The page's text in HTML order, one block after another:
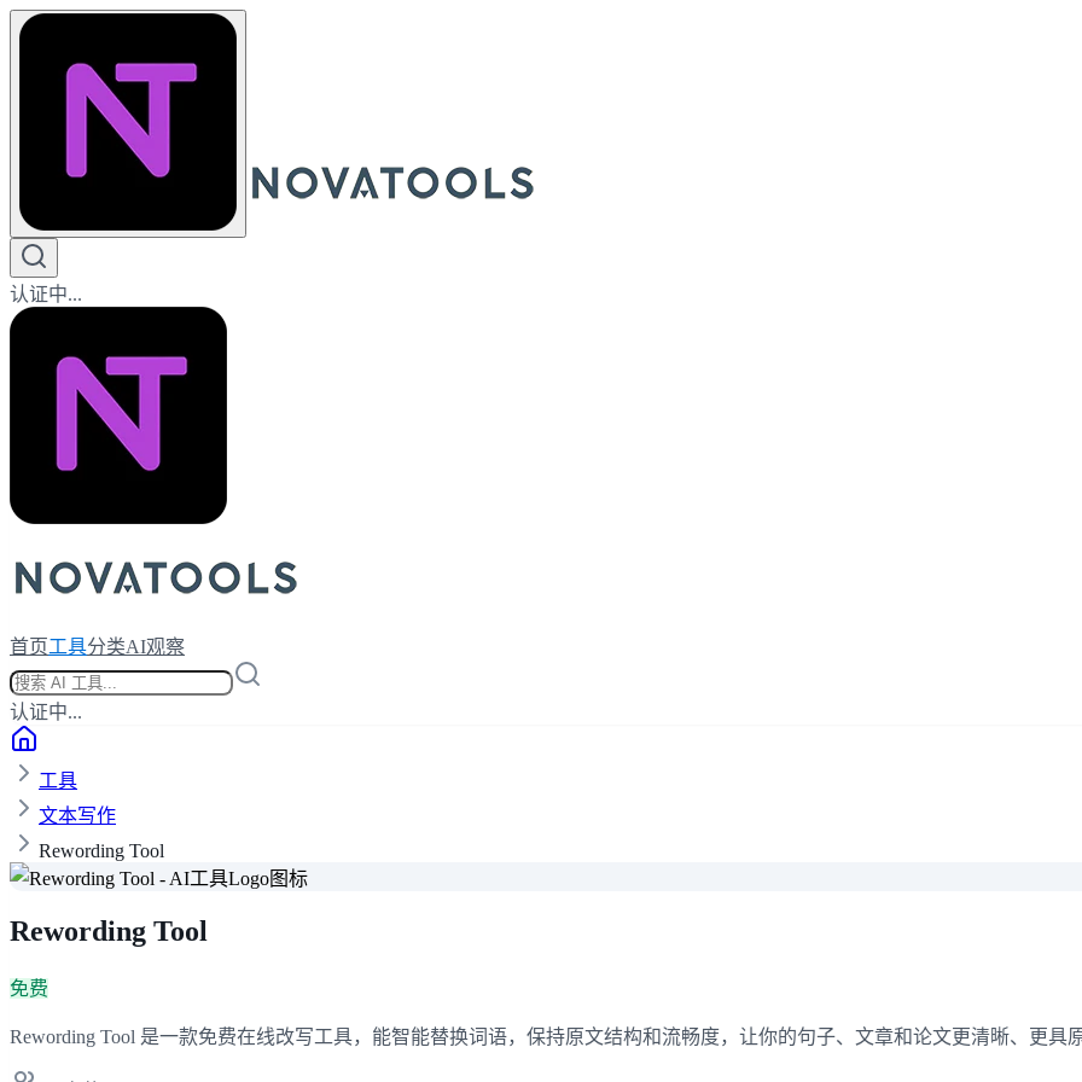
认证中...
首页工具分类AI观察
认证中...
工具
文本写作
Rewording Tool
Rewording Tool
免费
Rewording Tool 是一款免费在线改写工具，能智能替换词语，保持原文结构和流畅度，让你的句子、文章和论文更清晰、更具